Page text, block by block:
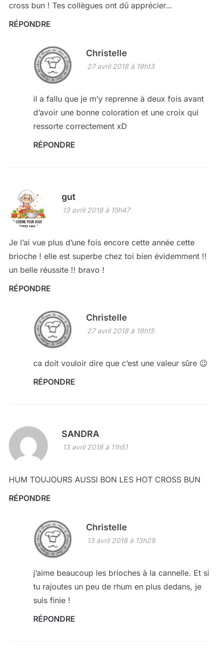
cross bun ! Tes collègues ont dû apprécier…
RÉPONDRE
Christelle
27 avril 2018 à 19h13
il a fallu que je m’y reprenne à deux fois avant
d’avoir une bonne coloration et une croix qui
ressorte correctement xD
RÉPONDRE
gut
13 avril 2018 à 15h47
Je l’ai vue plus d’une fois encore cette année cette
brioche ! elle est superbe chez toi bien évidemment !!
un belle réussite !! bravo !
RÉPONDRE
Christelle
27 avril 2018 à 19h15
ca doit vouloir dire que c’est une valeur sûre 😉
RÉPONDRE
SANDRA
13 avril 2018 à 11h51
HUM TOUJOURS AUSSI BON LES HOT CROSS BUN
RÉPONDRE
Christelle
13 avril 2018 à 13h28
j’aime beaucoup les brioches à la cannelle. Et si
tu rajoutes un peu de rhum en plus dedans, je
suis finie !
RÉPONDRE